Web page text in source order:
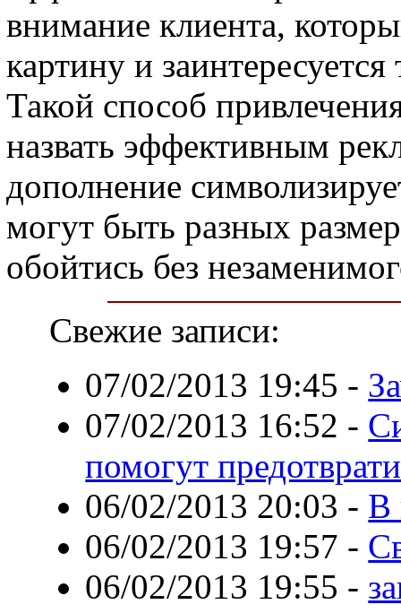
внимание клиента,
картину и
Такой способ
назвать эффективным
дополнение
могут быть разных
обойтись без
Свежие записи:
07/02/2013 19:45 -
07/02/2013 16:52 -
помогут
06/02/2013 20:03 - В
06/02/2013 19:57 -
06/02/2013 19:55 -